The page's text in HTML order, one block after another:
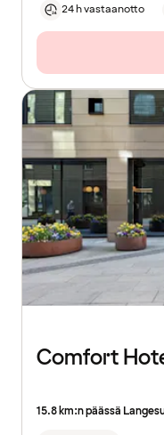
24 h vastaanotto
Comfort
15.8 km:n päässä